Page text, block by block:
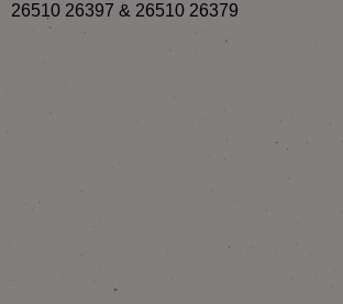
26510 26397 & 26510 26379